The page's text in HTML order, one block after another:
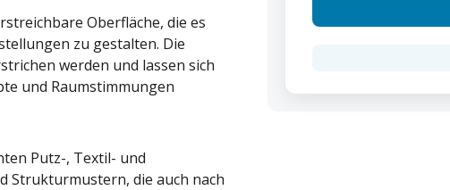
Oberfläche, die es
zu gestalten. Die
werden und lassen sich
und Raumstimmungen
Putz-, Textil- und
Strukturmustern, die auch nach